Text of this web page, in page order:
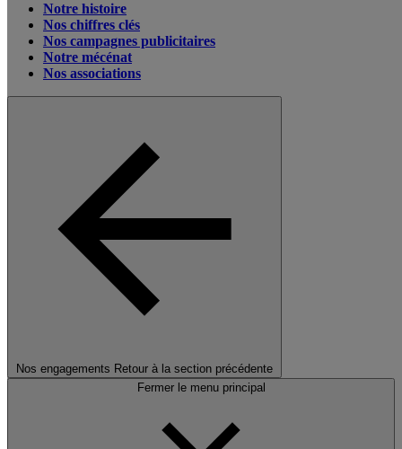
Notre histoire
Nos chiffres clés
Nos campagnes publicitaires
Notre mécénat
Nos associations
Nos engagements Retour à la section précédente
Fermer le menu principal